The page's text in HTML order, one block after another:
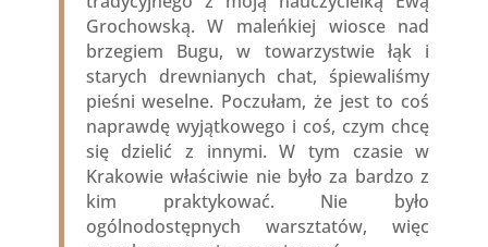
Grochowską. W maleńkiej wiosce nad
brzegiem Bugu, w towarzystwie łąk i
starych drewnianych chat, śpiewaliśmy
pieśni weselne. Poczułam, że jest to coś
naprawdę wyjątkowego i coś, czym chcę
się dzielić z innymi. W tym czasie w
Krakowie właściwie nie było za bardzo z
kim praktykować. Nie było
ogólnodostępnych warsztatów, więc